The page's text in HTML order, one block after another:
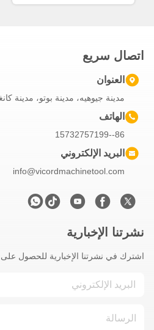
اتصال سريع
العنوان
مدينة جيوهيه، مدينة بوتو، مدينة
الهاتف
86--15732757199
البريد الإلكتروني
info@vicordmachinetool.com
نشرتنا الإخبارية
اشترك في نشرتنا الإخبارية للحصول